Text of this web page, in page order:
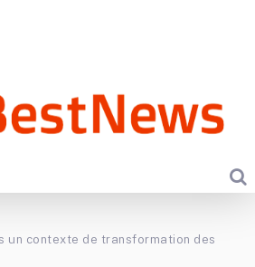
un contexte de transformation des